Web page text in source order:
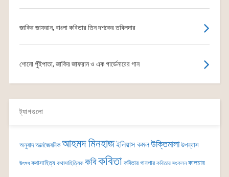
জাকির জাফরান, বাংলা কবিতার তিন দশকের তবিলদার
শোনো পুঁইপাতা, জাকির জাফরান ও এক গার্ডেনারের গান
ট্যাগগুলো
অনুবাদ আত্মজৈবনিক আহমদ মিনহাজইলিয়াস কমলউক্তিমালা উপন্যাস
উৎসব কথাসাহিত্য কথাসাহিত্যিক কবিকবিতা কবিতার গানপার কবিতার সংকলন কালচার